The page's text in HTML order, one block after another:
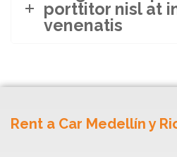
porttitor nisl at
venenatis
Rent a Car Medellín y